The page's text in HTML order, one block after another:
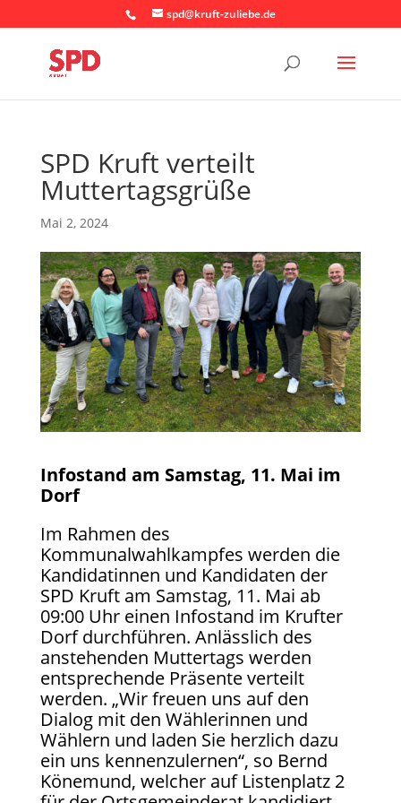
spd@kruft-zuliebe.de
SPD Kruft verteilt
Muttertagsgrüße
Mai 2, 2024
Infostand am Samstag, 11. Mai im
Dorf
Im Rahmen des
Kommunalwahlkampfes werden die
Kandidatinnen und Kandidaten der
SPD Kruft am Samstag, 11. Mai ab
09:00 Uhr einen Infostand im Krufter
Dorf durchführen. Anlässlich des
anstehenden Muttertags werden
entsprechende Präsente verteilt
werden. „Wir freuen uns auf den
Dialog mit den Wählerinnen und
Wählern und laden Sie herzlich dazu
ein uns kennenzulernen“, so Bernd
Könemund, welcher auf Listenplatz 2